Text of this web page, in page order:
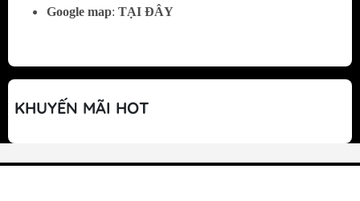
+ Chính sách bảo hành sản phẩm dài hạn lên
Google map: TẠI ĐÂY
KHUYẾN MÃI HOT